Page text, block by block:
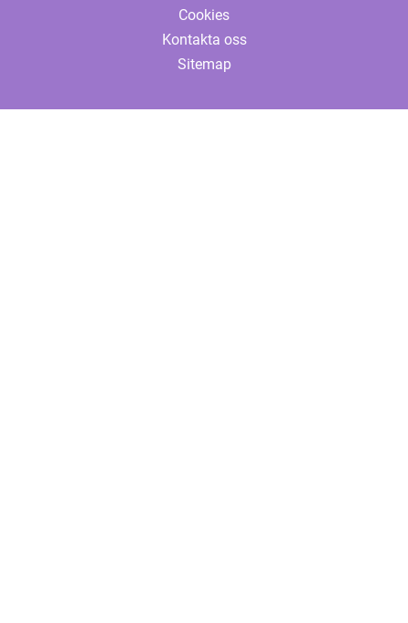
Cookies
Kontakta oss
Sitemap